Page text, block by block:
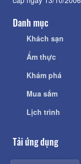
Danh mục
Khách sạn
Ẩm thực
Khám phá
Mua sắm
Lịch trình
Tải ứng dụng